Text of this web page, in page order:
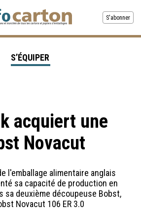
S'abonner
acquiert une
Novacut
l'emballage alimentaire anglais
sa capacité de production en
sa deuxième découpeuse Bobst,
Novacut 106 ER 3.0
S’ÉQUIPER